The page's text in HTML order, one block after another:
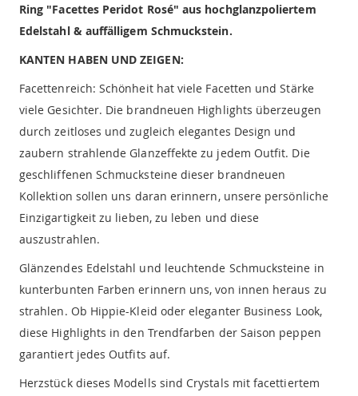
Ring "Facettes Peridot Rosé" aus hochglanzpoliertem
Edelstahl & auffälligem Schmuckstein.
KANTEN HABEN UND ZEIGEN:
Facettenreich: Schönheit hat viele Facetten und Stärke
viele Gesichter. Die brandneuen Highlights überzeugen
durch zeitloses und zugleich elegantes Design und
zaubern strahlende Glanzeffekte zu jedem Outfit. Die
geschliffenen Schmucksteine dieser brandneuen
Kollektion sollen uns daran erinnern, unsere persönliche
Einzigartigkeit zu lieben, zu leben und diese
auszustrahlen.
Glänzendes Edelstahl und leuchtende Schmucksteine in
kunterbunten Farben erinnern uns, von innen heraus zu
strahlen. Ob Hippie-Kleid oder eleganter Business Look,
diese Highlights in den Trendfarben der Saison peppen
garantiert jedes Outfits auf.
Herzstück dieses Modells sind Crystals mit facettiertem